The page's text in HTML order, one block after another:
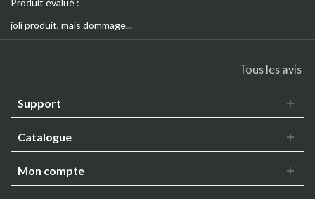
Produit évalué :
joli produit, mais dommage...
Tous les avis
Support
Catalogue
Mon compte